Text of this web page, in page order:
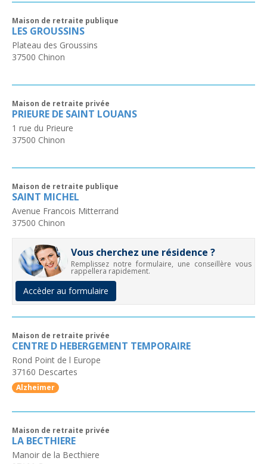
Maison de retraite publique
LES GROUSSINS
Plateau des Groussins
37500 Chinon
Maison de retraite privée
PRIEURE DE SAINT LOUANS
1 rue du Prieure
37500 Chinon
Maison de retraite publique
SAINT MICHEL
Avenue Francois Mitterrand
37500 Chinon
Vous cherchez une résidence ?
Remplissez notre formulaire, une conseillère vous
rappellera rapidement.
Accèder au formulaire
Maison de retraite privée
CENTRE D HEBERGEMENT TEMPORAIRE
Rond Point de l Europe
37160 Descartes
Alzheimer
Maison de retraite privée
LA BECTHIERE
Manoir de la Becthiere